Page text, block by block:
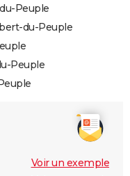
Peuple
du-Peuple
Peuple
Voir un exemple